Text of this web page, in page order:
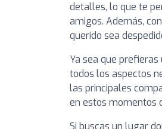
detalles, lo que te
amigos. Además,
querido sea
Ya sea que
todos los aspectos
las principales
en estos momentos